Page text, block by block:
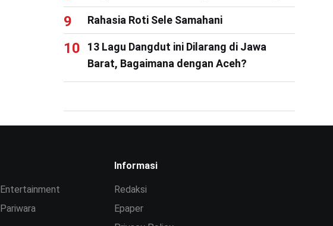
Rahasia Roti Sele Samahani
13 Lagu Dangdut ini Dilarang di Jawa
Barat, Bagaimana dengan Aceh?
Entertainment
Pariwara
Informasi
Redaksi
Epaper